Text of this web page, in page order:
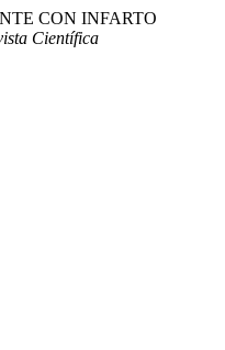
CON INFARTO
Científica